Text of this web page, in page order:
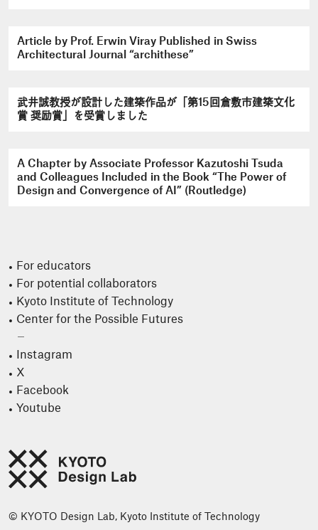
Article by Prof. Erwin Viray Published in Swiss
Architectural Journal “archithese”
武井誠教授が設計した建築作品が「第15回倉敷市建築文化
賞 奨励賞」を受賞しました
A Chapter by Associate Professor Kazutoshi Tsuda
and Colleagues Included in the Book “The Power of
Design and Convergence of AI” (Routledge)
For educators
For potential collaborators
Kyoto Institute of Technology
Center for the Possible Futures
Instagram
X
Facebook
Youtube
© KYOTO Design Lab, Kyoto Institute of Technology